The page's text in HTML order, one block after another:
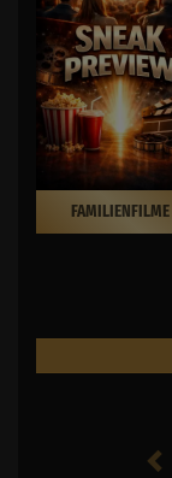
FAMILIENFILME